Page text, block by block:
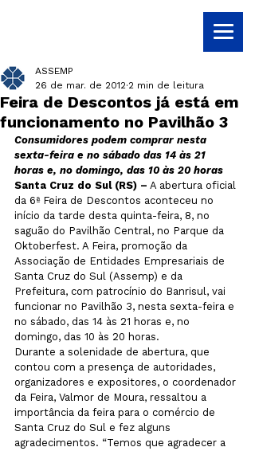
Feira de Descontos já está em
funcionamento no Pavilhão 3
ASSEMP
26 de mar. de 2012 2 min de leitura
Consumidores podem comprar nesta
sexta-feira e no sábado das 14 às 21
horas e, no domingo, das 10 às 20 horas
Santa Cruz do Sul (RS) – A abertura oficial
da 6ª Feira de Descontos aconteceu no
início da tarde desta quinta-feira, 8, no
saguão do Pavilhão Central, no Parque da
Oktoberfest. A Feira, promoção da
Associação de Entidades Empresariais de
Santa Cruz do Sul (Assemp) e da
Prefeitura, com patrocínio do Banrisul, vai
funcionar no Pavilhão 3, nesta sexta-feira e
no sábado, das 14 às 21 horas e, no
domingo, das 10 às 20 horas.
Durante a solenidade de abertura, que
contou com a presença de autoridades,
organizadores e expositores, o coordenador
da Feira, Valmor de Moura, ressaltou a
importância da feira para o comércio de
Santa Cruz do Sul e fez alguns
agradecimentos. “Temos que agradecer a